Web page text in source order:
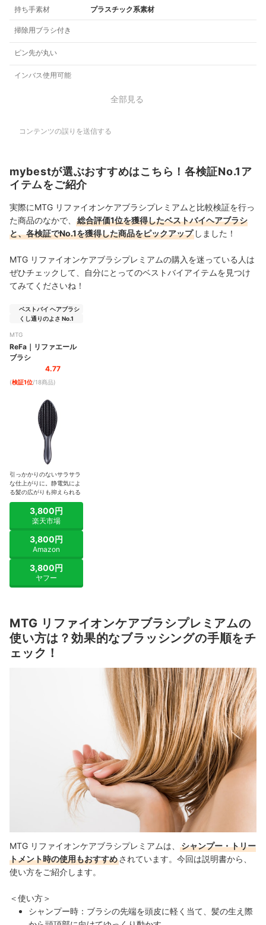
持ち手素材 プラスチック系素材
掃除用ブラシ付き
ピン先が丸い
インバス使用可能
全部見る
コンテンツの誤りを送信する
mybestが選ぶおすすめはこちら！各検証No.1ア
イテムをご紹介
実際にMTG リファイオンケアブラシプレミアムと比較検証を行っ
た商品のなかで、
総合評価1位を獲得したベストバイヘアブラシ
と、各検証でNo.1を獲得した商品をピックアップ しました！
MTG リファイオンケアブラシプレミアムの購入を迷っている人は
ぜひチェックして、自分にとってのベストバイアイテムを見つけ
てみてくださいね！
ベストバイ ヘアブラシ
くし通りのよさ No.1
MTG
ReFa ｜ リファエール
ブラシ
4.77
(検証1位/18商品)
引っかかりのないサラサラ
な仕上がりに。静電気によ
る髪の広がりも抑えられる
3,800円
楽天市場
3,800円
Amazon
3,800円
ヤフー
MTG リファイオンケアブラシプレミアムの
使い方は？効果的なブラッシングの手順をチ
ェック！
MTG リファイオンケアブラシプレミアムは、
シャンプー・トリー
トメント時の使用もおすすめされています。今回は説明書から、
使い方をご紹介します。
＜使い方＞
シャンプー時：ブラシの先端を頭皮に軽く当て、髪の生え際